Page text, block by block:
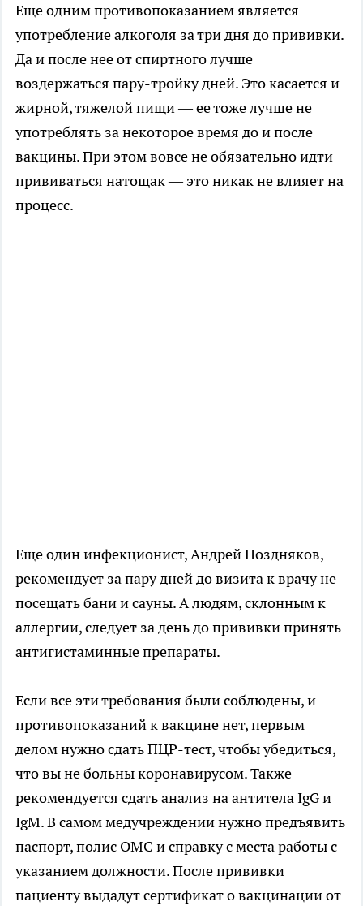
Еще одним противопоказанием является
употребление алкоголя за три дня до прививки.
Да и после нее от спиртного лучше
воздержаться пару-тройку дней. Это касается и
жирной, тяжелой пищи — ее тоже лучше не
употреблять за некоторое время до и после
вакцины. При этом вовсе не обязательно идти
прививаться натощак — это никак не влияет на
процесс.
Еще один инфекционист, Андрей Поздняков,
рекомендует за пару дней до визита к врачу не
посещать бани и сауны. А людям, склонным к
аллергии, следует за день до прививки принять
антигистаминные препараты.
Если все эти требования были соблюдены, и
противопоказаний к вакцине нет, первым
делом нужно сдать ПЦР-тест, чтобы убедиться,
что вы не больны коронавирусом. Также
рекомендуется сдать анализ на антитела IgG и
IgM. В самом медучреждении нужно предъявить
паспорт, полис ОМС и справку с места работы с
указанием должности. После прививки
пациенту выдадут сертификат о вакцинации от